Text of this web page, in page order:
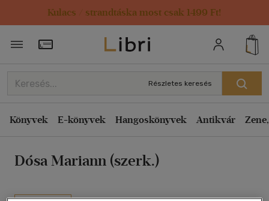
Kulacs / strandtáska most csak 1499 Ft!
Törzsvásárlói Kártya adatai
Részletes keresés
Könyvek E-könyvek Hangoskönyvek Antikvár
Dósa Mariann (szerk.)
Rendezés
Kiadás éve szerint csökkenő
Ár szerint csökkenő
Eladott darabszám szerint csökkenő
Cím szerint A-Z